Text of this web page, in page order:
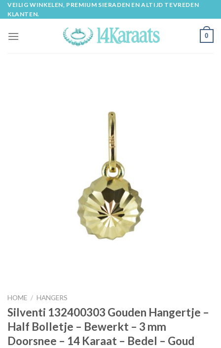
Skip
to
VEILIG WINKELEN, PREMIUM SIERADEN EN ALTIJD TEVREDEN
KLANTEN.
0
HOME / HANGERS
Silventi 132400303 Gouden Hangertje –
Half Bolletje – Bewerkt – 3 mm
Doorsnee – 14 Karaat – Bedel – Goud